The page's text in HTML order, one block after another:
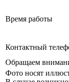
Время работы
Контактный
Обращаем
Фото носят